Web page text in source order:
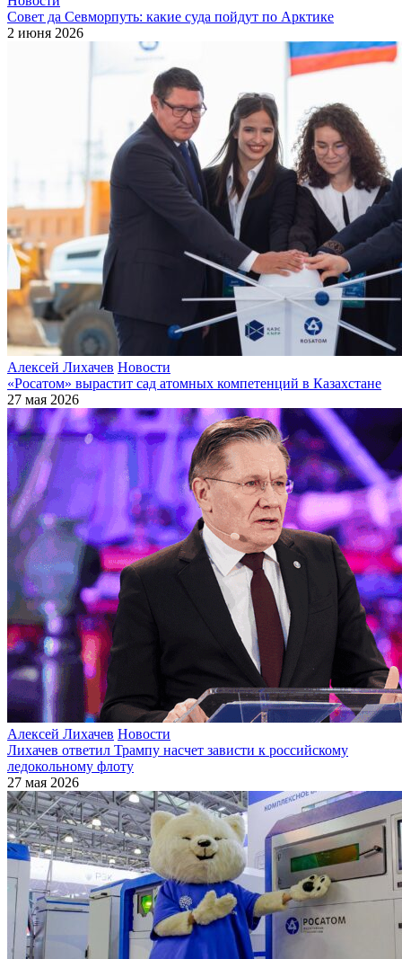
Совет да Севморпуть: какие суда пойдут по Арктике
2 июня 2026
Алексей Лихачев Новости
«Росатом» вырастит сад атомных компетенций в Казахстане
27 мая 2026
Алексей Лихачев Новости
Лихачев ответил Трампу насчет зависти к российскому
ледокольному флоту
27 мая 2026